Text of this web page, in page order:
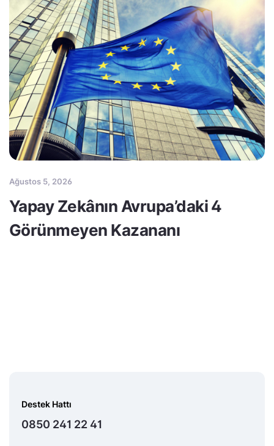
Ağustos 5, 2026
Yapay Zekânın Avrupa’daki 4
Görünmeyen Kazananı
Destek Hattı
0850 241 22 41